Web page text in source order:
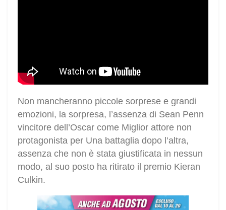
Non mancheranno piccole sorprese e grandi
emozioni, la sorpresa, l’assenza di Sean Penn
vincitore dell’Oscar come Miglior attore non
protagonista per Una battaglia dopo l’altra,
assenza che non è stata giustificata in nessun
modo, al suo posto ha ritirato il premio Kieran
Culkin.